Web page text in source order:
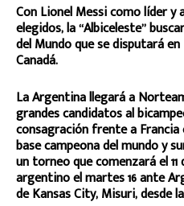
Con Lionel Messi como líder y
elegidos, la “Albiceleste”
del Mundo que se disputará
Canadá.
La Argentina llegará a
grandes candidatos al
consagración frente a Francia
base campeona del mundo y
un torneo que comenzará el
argentino el martes 16 ante
de Kansas City, Misuri, desde